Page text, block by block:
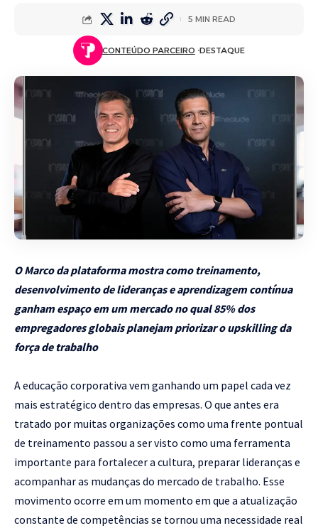
CONTEÚDO PARCEIRO DESTAQUE
5 MIN READ
O Marco da plataforma mostra como treinamento,
desenvolvimento de lideranças e aprendizagem contínua
ganham espaço em um mercado no qual 85% dos
empregadores globais planejam priorizar o upskilling da
força de trabalho
A educação corporativa vem ganhando um papel cada vez
mais estratégico dentro das empresas. O que antes era
tratado por muitas organizações como uma frente pontual
de treinamento passou a ser visto como uma ferramenta
importante para fortalecer a cultura, preparar lideranças e
acompanhar as mudanças do mercado de trabalho. Esse
movimento ocorre em um momento em que a atualização
constante de competências se tornou uma necessidade real